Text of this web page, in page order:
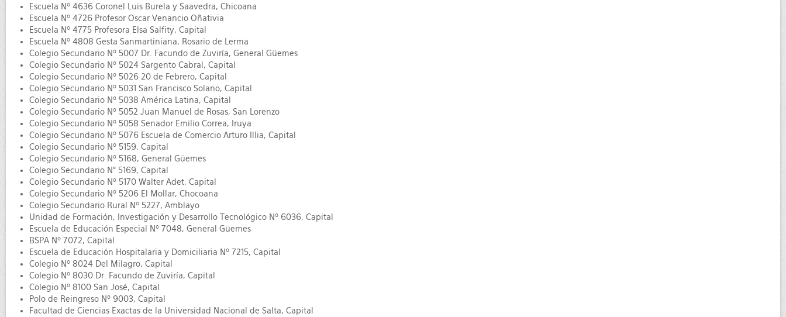
Escuela Nº 4636 Coronel Luis Burela y Saavedra, Chicoana
Escuela Nº 4726 Profesor Oscar Venancio Oñativia
Escuela Nº 4775 Profesora Elsa Salfity, Capital
Escuela Nº 4808 Gesta Sanmartiniana, Rosario de Lerma
Colegio Secundario Nº 5007 Dr. Facundo de Zuviría, General Güemes
Colegio Secundario Nº 5024 Sargento Cabral, Capital
Colegio Secundario Nº 5026 20 de Febrero, Capital
Colegio Secundario Nº 5031 San Francisco Solano, Capital
Colegio Secundario Nº 5038 América Latina, Capital
Colegio Secundario Nº 5052 Juan Manuel de Rosas, San Lorenzo
Colegio Secundario Nº 5058 Senador Emilio Correa, Iruya
Colegio Secundario Nº 5076 Escuela de Comercio Arturo Illia, Capital
Colegio Secundario Nº 5159, Capital
Colegio Secundario Nº 5168, General Güemes
Colegio Secundario N° 5169, Capital
Colegio Secundario Nº 5170 Walter Adet, Capital
Colegio Secundario Nº 5206 El Mollar, Chocoana
Colegio Secundario Rural Nº 5227, Amblayo
Unidad de Formación, Investigación y Desarrollo Tecnológico Nº 6036, Capital
Escuela de Educación Especial Nº 7048, General Güemes
BSPA Nº 7072, Capital
Escuela de Educación Hospitalaria y Domiciliaria Nº 7215, Capital
Colegio Nº 8024 Del Milagro, Capital
Colegio Nº 8030 Dr. Facundo de Zuviría, Capital
Colegio Nº 8100 San José, Capital
Polo de Reingreso Nº 9003, Capital
Facultad de Ciencias Exactas de la Universidad Nacional de Salta, Capital